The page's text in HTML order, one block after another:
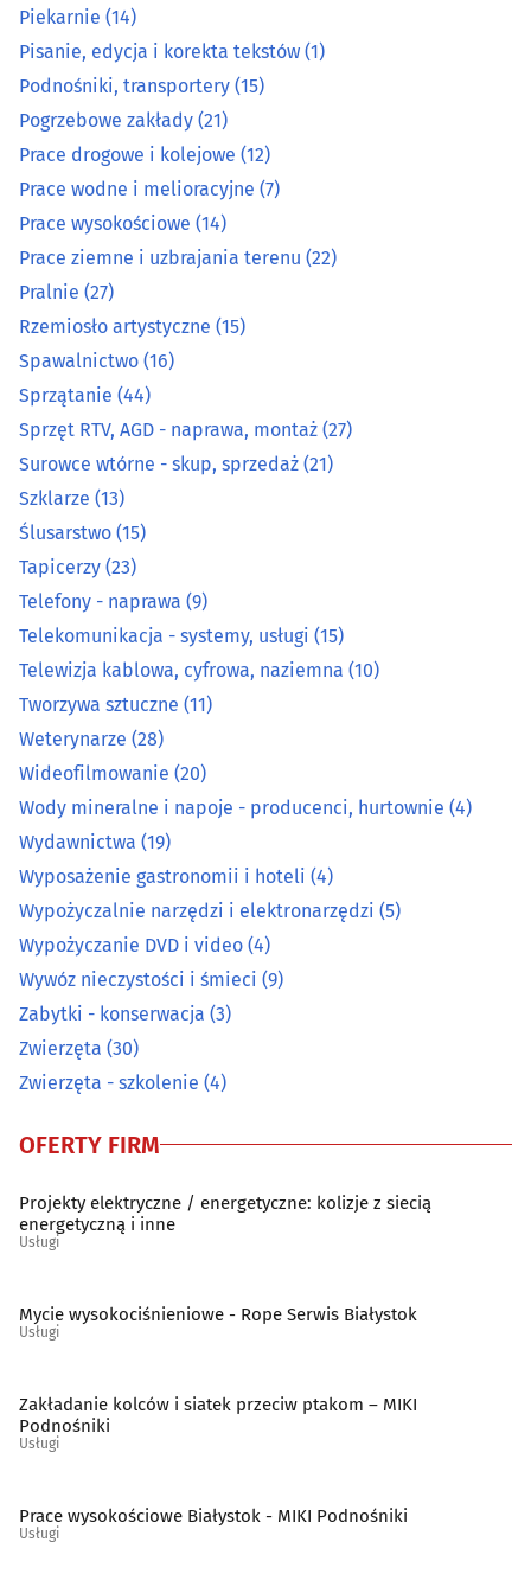
Optyka (16)
Organizacja eventów, wesel i bankietów
Ostrzenie narzędzi(3)
Pieczątki(7)
Piekarnie(14)
Pisanie, edycja i korekta tekstów
Podnośniki, transportery
Pogrzebowe zakłady(21)
Prace drogowe i kolejowe
Prace wodne i melioracyjne
Prace wysokościowe(14)
Prace ziemne i uzbrajania terenu
Pralnie(27)
Rzemiosło artystyczne
Spawalnictwo(16)
Sprzątanie(44)
Sprzęt RTV, AGD - naprawa, montaż
Surowce wtórne - skup, sprzedaż
Szklarze(13)
Ślusarstwo(15)
Tapicerzy
Telefony - naprawa(9)
Telewizja kablowa, cyfrowa, naziemna
Piekarnie (14)
Pisanie, edycja i korekta tekstów (1)
Podnośniki, transportery (15)
Pogrzebowe zakłady (21)
Prace drogowe i kolejowe (12)
Prace wodne i melioracyjne (7)
Prace wysokościowe (14)
Prace ziemne i uzbrajania terenu (22)
Pralnie (27)
Rzemiosło artystyczne (15)
Spawalnictwo (16)
Sprzątanie (44)
Sprzęt RTV, AGD - naprawa, montaż (27)
Surowce wtórne - skup, sprzedaż (21)
Szklarze (13)
Ślusarstwo (15)
Tapicerzy (23)
Telefony - naprawa (9)
Telekomunikacja - systemy, usługi (15)
Telewizja kablowa, cyfrowa, naziemna (10)
Tworzywa sztuczne (11)
Weterynarze (28)
Wideofilmowanie (20)
Wody mineralne i napoje - producenci, hurtownie (4)
Wydawnictwa (19)
Wyposażenie gastronomii i hoteli (4)
Wypożyczalnie narzędzi i elektronarzędzi (5)
Wypożyczanie DVD i video (4)
Wywóz nieczystości i śmieci (9)
Zabytki - konserwacja (3)
Zwierzęta (30)
Zwierzęta - szkolenie (4)
OFERTY FIRM
Projekty elektryczne / energetyczne: kolizje z siecią
energetyczną i inne
Usługi
Mycie wysokociśnieniowe - Rope Serwis Białystok
Usługi
Zakładanie kolców i siatek przeciw ptakom – MIKI
Podnośniki
Usługi
Prace wysokościowe Białystok - MIKI Podnośniki
Usługi